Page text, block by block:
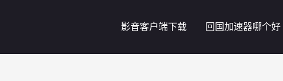
影音客户端下载 回国加速器哪个好